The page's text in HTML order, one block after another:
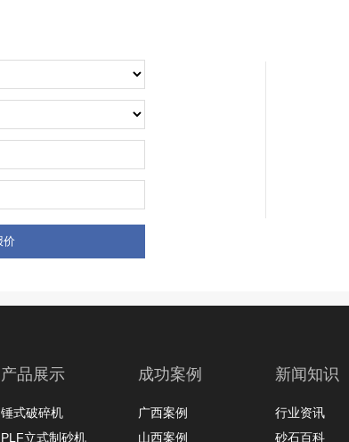
咨询该项目执行经
河南省辉县市中
产品展示
锤式破碎机
PLF立式制砂机
成功案例
广西案例
山西案例
新闻知识
行业资讯
砂石百科